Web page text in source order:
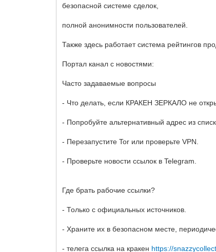
безопасной системе сделок,
полной анонимности пользователей.
Также здесь работает система рейтингов
Портал канал с новостями:
Часто задаваемые вопросы
- Что делать, если КРАКЕН ЗЕРКАЛО не
- Попробуйте альтернативный адрес из
- Перезапустите Tor или проверьте VPN.
- Проверьте новости ссылок в Telegram.
Где брать рабочие ссылки?
- Только с официальных источников.
- Храните их в безопасном месте,
- телега ссылка на кракен https://